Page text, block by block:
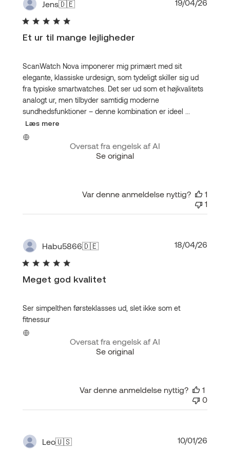
Jens🇩🇪
Et ur til mange lejligheder
ScanWatch Nova imponerer mig primært med sit
elegante, klassiske urdesign, som tydeligt skiller sig ud
fra typiske smartwatches. Det ser ud som et højkvalitets
analogt ur, men tilbyder samtidig moderne
sundhedsfunktioner – denne kombination er ideel ...
Læs mere
Oversat fra engelsk af AI
Se original
19/04/26
Var denne anmeldelse nyttig?
1
1
Habu5866🇩🇪
Meget god kvalitet
Ser simpelthen førsteklasses ud, slet ikke som et
fitnessur
Oversat fra engelsk af AI
Se original
18/04/26
Var denne anmeldelse nyttig?
1
0
Leo🇺🇸 10/01/26